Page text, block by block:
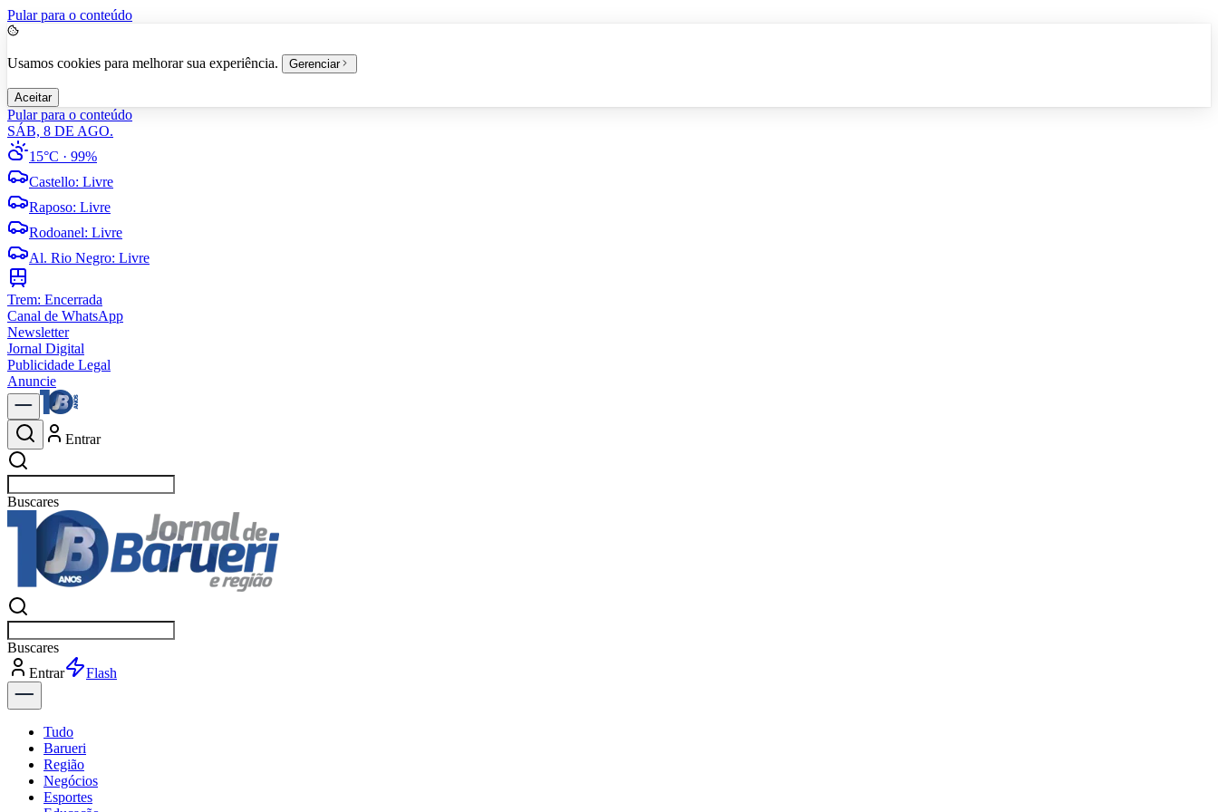
Pular para o conteúdo
Usamos cookies para melhorar sua experiência. Gerenciar
Aceitar
Pular para o conteúdo
SÁB, 8 DE AGO.
15°C · 99%
Castello: Livre
Raposo: Livre
Rodoanel: Livre
Al. Rio Negro: Livre
Trem: Encerrada
Canal de WhatsApp
Newsletter
Jornal Digital
Publicidade Legal
Anuncie
Entrar
Buscaresportes
Buscaresportes
Entrar
Flash
Tudo
Barueri
Região
Negócios
Esportes